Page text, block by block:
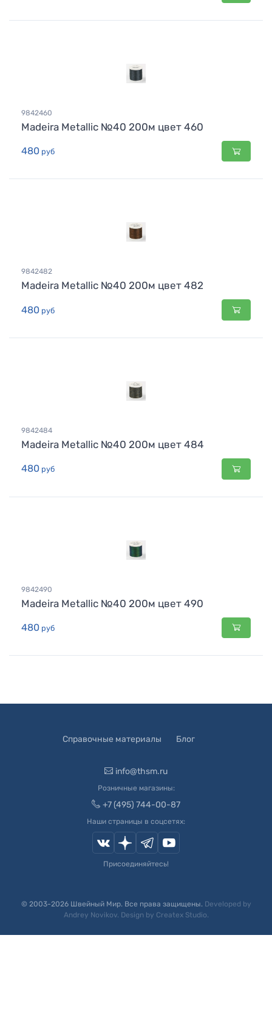
9842460
Madeira Metallic №40 200м цвет 460
480 руб
9842482
Madeira Metallic №40 200м цвет 482
480 руб
9842484
Madeira Metallic №40 200м цвет 484
480 руб
9842490
Madeira Metallic №40 200м цвет 490
480 руб
Справочные материалы Блог
info@thsm.ru
Розничные магазины:
+7 (495) 744-00-87
Наши страницы в соцсетях:
Присоединяйтесь!
© 2003-2026Швейный Мир. Все права защищены. Developed by
Andrey Novikov. Design by Createx Studio.